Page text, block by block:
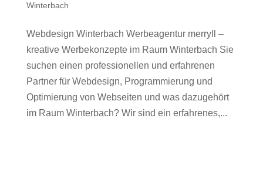
Winterbach
Webdesign Winterbach Werbeagentur merryll –
kreative Werbekonzepte im Raum Winterbach Sie
suchen einen professionellen und erfahrenen
Partner für Webdesign, Programmierung und
Optimierung von Webseiten und was dazugehört
im Raum Winterbach? Wir sind ein erfahrenes,...